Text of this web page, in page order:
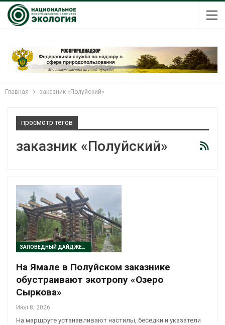
Главная заказник «Полуйский»
просмотр тегов
заказник «Полуйский»
ЗАПОВЕДНЫЙ ДАЙДЖЕСТ
На Ямале в Полуйском заказнике
обустраивают экотропу «Озеро
Сыркова»
Июл 8, 2026
На маршруте устанавливают настилы, беседки и указатели